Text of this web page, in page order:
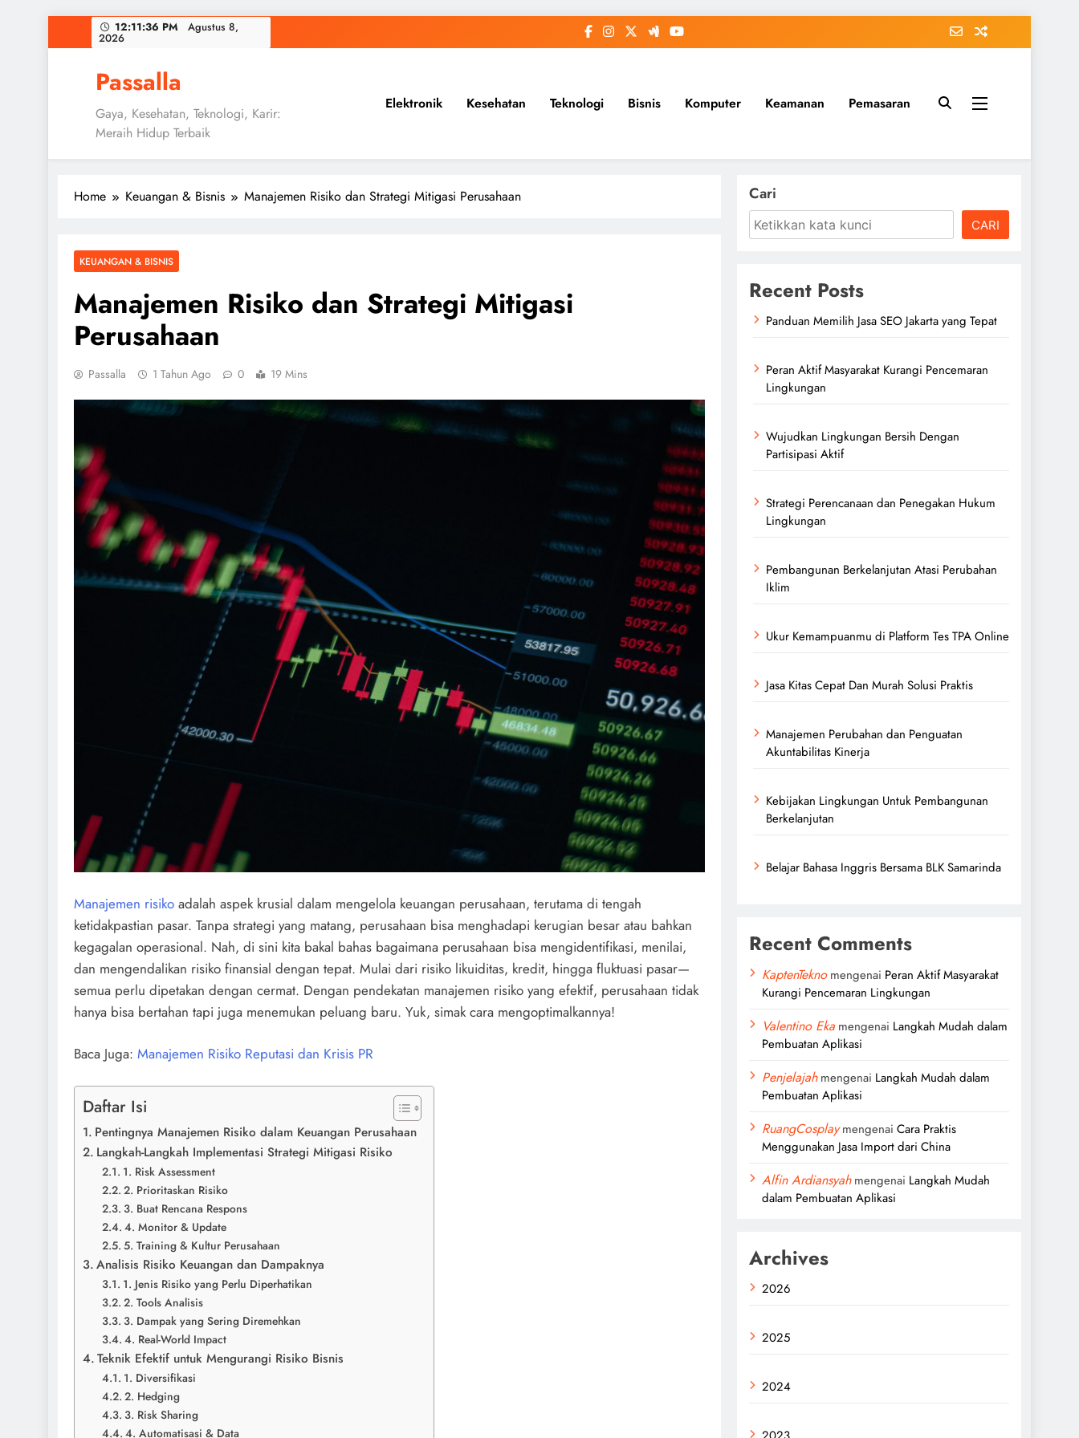
to
12:11:37 PM Agustus 8,
2026
Passalla
Gaya, Kesehatan, Teknologi, Karir:
Meraih Hidup Terbaik
Elektronik Kesehatan Teknologi Bisnis Komputer Keamanan Pemasaran
Home Keuangan & Bisnis Manajemen Risiko dan Strategi Mitigasi Perusahaan
KEUANGAN & BISNIS
Manajemen Risiko dan Strategi Mitigasi
Perusahaan
Passalla 1 Tahun Ago 0 19 Mins
Manajemen risiko adalah aspek krusial dalam mengelola keuangan perusahaan, terutama di tengah
ketidakpastian pasar. Tanpa strategi yang matang, perusahaan bisa menghadapi kerugian besar atau bahkan
kegagalan operasional. Nah, di sini kita bakal bahas bagaimana perusahaan bisa mengidentifikasi, menilai,
dan mengendalikan risiko finansial dengan tepat. Mulai dari risiko likuiditas, kredit, hingga fluktuasi pasar—
semua perlu dipetakan dengan cermat. Dengan pendekatan manajemen risiko yang efektif, perusahaan tidak
hanya bisa bertahan tapi juga menemukan peluang baru. Yuk, simak cara mengoptimalkannya!
Baca Juga: Manajemen Risiko Reputasi dan Krisis PR
Daftar Isi
Pentingnya Manajemen Risiko dalam Keuangan Perusahaan
Langkah-Langkah Implementasi Strategi Mitigasi Risiko
1. Risk Assessment
2. Prioritaskan Risiko
3. Buat Rencana Respons
4. Monitor & Update
5. Training & Kultur Perusahaan
Analisis Risiko Keuangan dan Dampaknya
1. Jenis Risiko yang Perlu Diperhatikan
2. Tools Analisis
3. Dampak yang Sering Diremehkan
4. Real-World Impact
Teknik Efektif untuk Mengurangi Risiko Bisnis
1. Diversifikasi
2. Hedging
3. Risk Sharing
4. Automatisasi & Data
Cari
CARI
Recent Posts
Panduan Memilih Jasa SEO Jakarta yang Tepat
Peran Aktif Masyarakat Kurangi Pencemaran
Lingkungan
Wujudkan Lingkungan Bersih Dengan
Partisipasi Aktif
Strategi Perencanaan dan Penegakan Hukum
Lingkungan
Pembangunan Berkelanjutan Atasi Perubahan
Iklim
Ukur Kemampuanmu di Platform Tes TPA Online
Jasa Kitas Cepat Dan Murah Solusi Praktis
Manajemen Perubahan dan Penguatan
Akuntabilitas Kinerja
Kebijakan Lingkungan Untuk Pembangunan
Berkelanjutan
Belajar Bahasa Inggris Bersama BLK Samarinda
Recent Comments
KaptenTeknomengenai Peran Aktif Masyarakat
Kurangi Pencemaran Lingkungan
Valentino Eka mengenai Langkah Mudah dalam
Pembuatan Aplikasi
Penjelajahmengenai Langkah Mudah dalam
Pembuatan Aplikasi
RuangCosplaymengenai Cara Praktis
Menggunakan Jasa Import dari China
Alfin Ardiansyahmengenai Langkah Mudah
dalam Pembuatan Aplikasi
Archives
2026
2025
2024